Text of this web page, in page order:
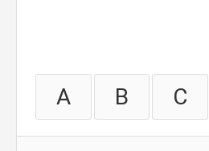
A B C